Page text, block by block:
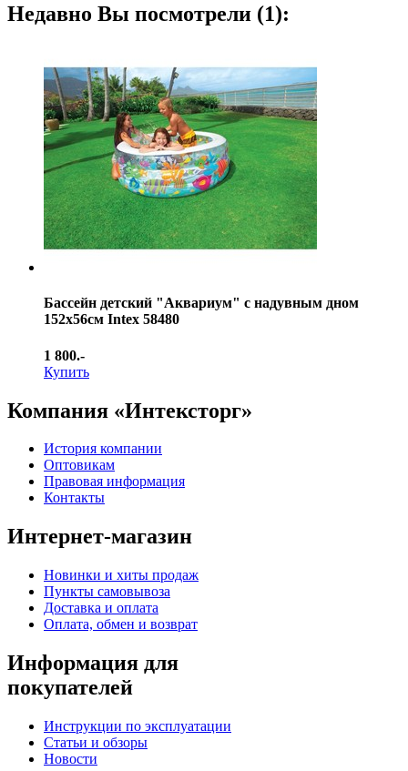
Недавно Вы посмотрели (1):
Бассейн детский "Аквариум" с надувным дном
152х56см Intex 58480
1 800.-
Купить
Компания «Интексторг»
История компании
Оптовикам
Правовая информация
Контакты
Интернет-магазин
Новинки и хиты продаж
Пункты самовывоза
Доставка и оплата
Оплата, обмен и возврат
Информация для
покупателей
Инструкции по эксплуатации
Статьи и обзоры
Новости